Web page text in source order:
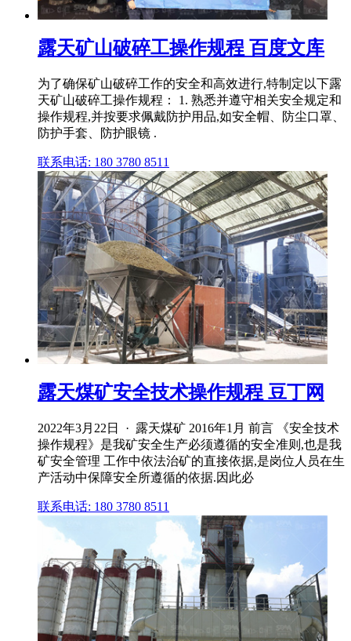
露天矿山破碎工操作规程 百度文库
为了确保矿山破碎工作的安全和高效进行,特制定以下露
天矿山破碎工操作规程： 1. 熟悉并遵守相关安全规定和
操作规程,并按要求佩戴防护用品,如安全帽、防尘口罩、
防护手套、防护眼镜 .
联系电话: 180 3780 8511
露天煤矿安全技术操作规程 豆丁网
2022年3月22日 · 露天煤矿 2016年1月 前言 《安全技术
操作规程》是我矿安全生产必须遵循的安全准则,也是我
矿安全管理 工作中依法治矿的直接依据,是岗位人员在生
产活动中保障安全所遵循的依据.因此必
联系电话: 180 3780 8511